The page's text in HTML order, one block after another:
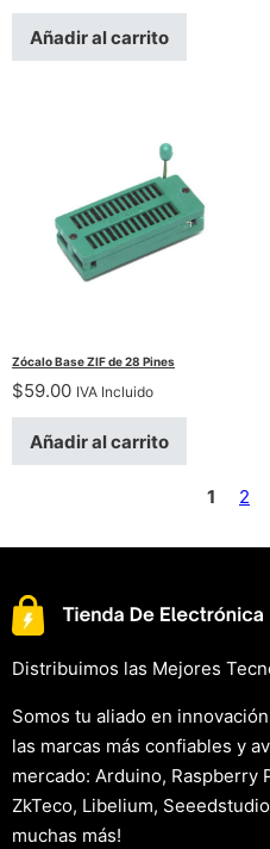
Añadir al carrito
Zócalo Base ZIF de 28 Pines
$59.00 IVA Incluido
Añadir al carrito
1
2
Distribuimos las Mejores
Somos tu aliado en
las marcas más confiables y
mercado: Arduino, Raspberry
ZkTeco, Libelium,
muchas más!